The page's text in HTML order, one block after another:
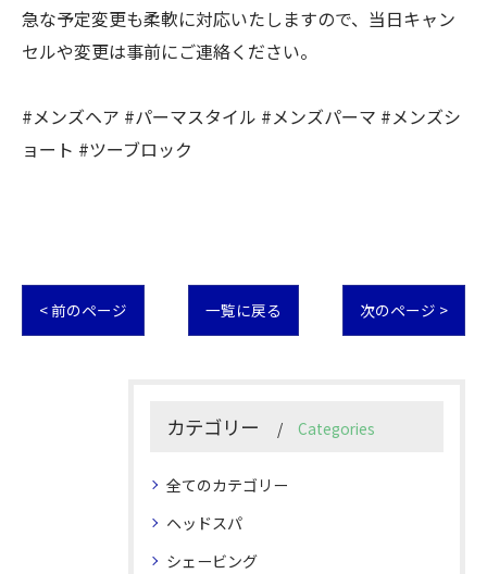
急な予定変更も柔軟に対応いたしますので、当日キャン
セルや変更は事前にご連絡ください。
#メンズヘア #パーマスタイル #メンズパーマ #メンズシ
ョート #ツーブロック
< 前のページ 一覧に戻る 次のページ >
カテゴリー Categories
全てのカテゴリー
ヘッドスパ
シェービング